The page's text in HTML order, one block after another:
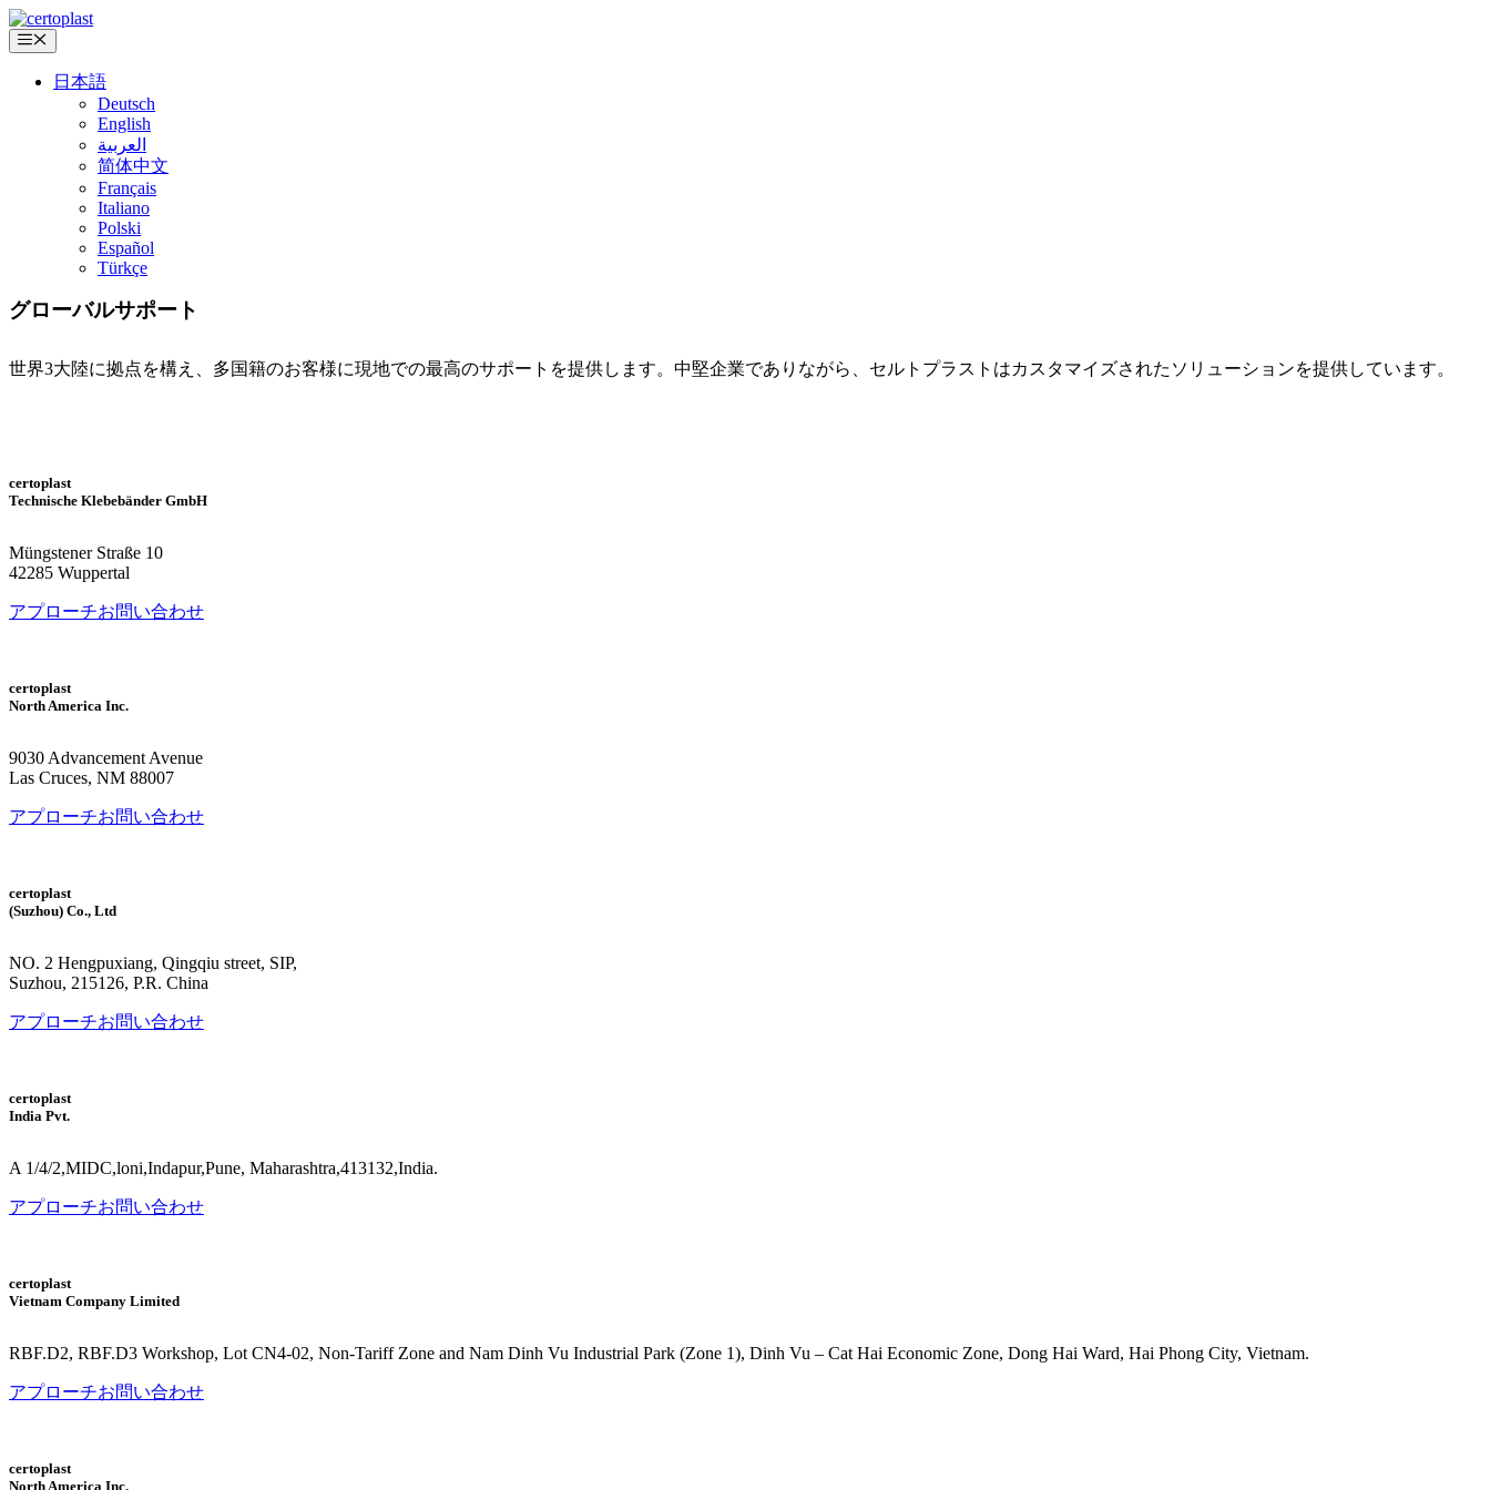
コ
ン
メ
ュ日本語
Deutsch
English
العربية
简体中文
Français
Italiano
Polski
Español
Türkçe
所在地
グローバルサポート
世界3大陸に拠点を構え、多国籍のお客様に現地での最高のサポートを提供します。中堅企業でありながら、セルトプラストはカスタマイズされたソリューションを提供しています。
certoplast
Technische Klebebänder GmbH
Müngstener Straße 10
42285 Wuppertal
アプローチお問い合わせ
certoplast
North America Inc.
9030 Advancement Avenue
Las Cruces, NM 88007
アプローチお問い合わせ
certoplast
(Suzhou) Co., Ltd
NO. 2 Hengpuxiang, Qingqiu street, SIP,
Suzhou, 215126, P.R. China
アプローチお問い合わせ
certoplast
India Pvt.
A 1/4/2,MIDC,loni,Indapur,Pune, Maharashtra,413132,India.
アプローチお問い合わせ
certoplast
Vietnam Company Limited
RBF.D2, RBF.D3 Workshop, Lot CN4-02, Non-Tariff Zone and Nam Dinh Vu Industrial Park (Zone 1), Dinh Vu – Cat Hai Economic Zone, Dong Hai Ward, Hai Phong City, Vietnam.
アプローチお問い合わせ
certoplast
North America Inc.